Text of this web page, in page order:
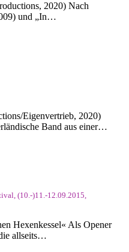
2020) Nach
und „In…
Eigenvertrieb, 2020)
Band aus einer…
(10.-)11.-12.09.2015,
Hexenkessel« Als Opener
allseits…